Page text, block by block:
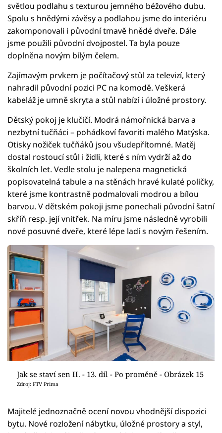
světlou podlahu s texturou jemného béžového dubu.
Spolu s hnědými závěsy a podlahou jsme do interiéru
zakomponovali i původní tmavě hnědé dveře. Dále
jsme použili původní dvojpostel. Ta byla pouze
doplněna novým bílým čelem.
Zajímavým prvkem je počítačový stůl za televizí, který
nahradil původní pozici PC na komodě. Veškerá
kabeláž je umně skryta a stůl nabízí i úložné prostory.
Dětský pokoj je klučičí. Modrá námořnická barva a
nezbytní tučňáci – pohádkoví favoriti malého Matýska.
Otisky nožiček tučňáků jsou všudepřítomné. Matěj
dostal rostoucí stůl i židli, které s ním vydrží až do
školních let. Vedle stolu je nalepena magnetická
popisovatelná tabule a na stěnách hravé kulaté poličky,
které jsme kontrastně podmalovali modrou a bílou
barvou. V dětském pokoji jsme ponechali původní šatní
skříň resp. její vnitřek. Na míru jsme následně vyrobili
nové posuvné dveře, které lépe ladí s novým řešením.
Jak se staví sen II. - 13. díl - Po proměně - Obrázek 15
Zdroj: FTV Prima
Majitelé jednoznačně ocení novou vhodnější dispozici
bytu. Nové rozložení nábytku, úložné prostory a styl,